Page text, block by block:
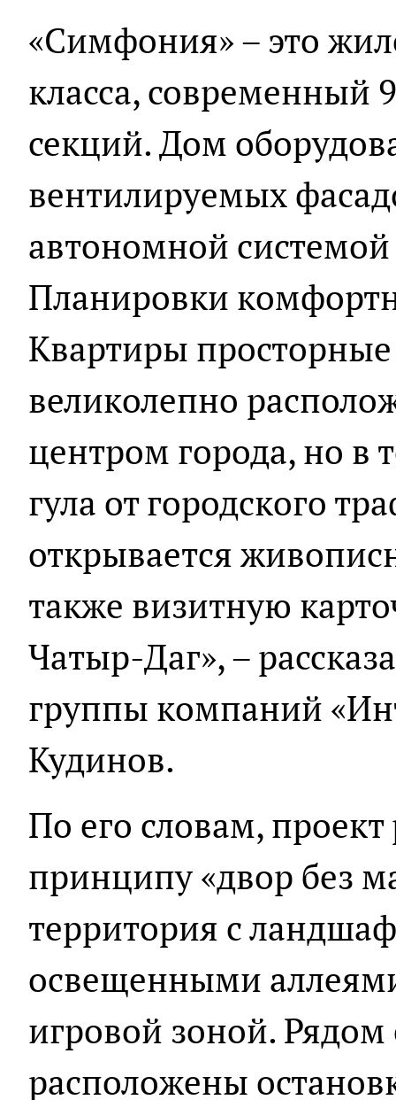
«Симфония» – это
класса, современный
секций. Дом
вентилируемых
автономной
Планировки
Квартиры
великолепно
центром города, но в
гула от городского
открывается
также визитную
Чатыр-Даг», –
группы компаний
Кудинов.
По его словам,
принципу «двор без
территория с
освещенными
игровой зоной.
расположены